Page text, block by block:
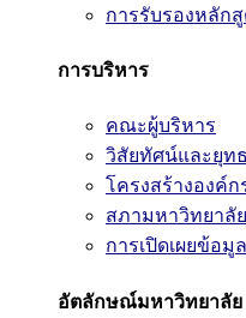
การรับรองหลัก
การบริหาร
คณะผู้บริหาร
วิสัยทัศน์และยุท
โครงสร้างองค์ก
สภามหาวิทยาลัย
การเปิดเผยข้อ
อัตลักษณ์มหาวิทยาลัย